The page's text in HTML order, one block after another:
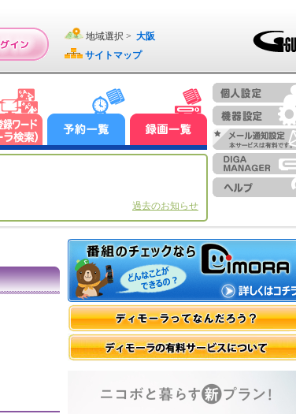
地域選択 > 大阪
サイトマップ
過去のお知らせ